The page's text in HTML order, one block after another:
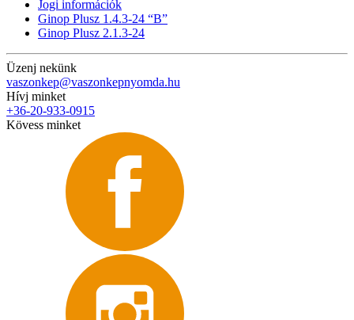
Jogi információk
Ginop Plusz 1.4.3-24 “B”
Ginop Plusz 2.1.3-24
Üzenj nekünk
vaszonkep@vaszonkepnyomda.hu
Hívj minket
+36-20-933-0915
Kövess minket